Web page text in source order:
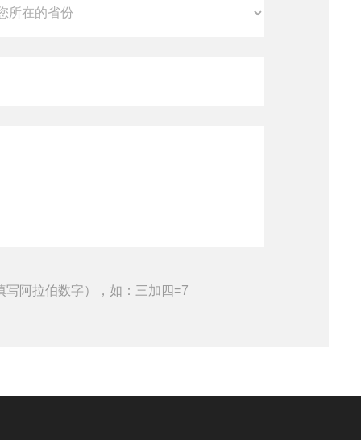
写阿拉伯数字），如：三加四=7